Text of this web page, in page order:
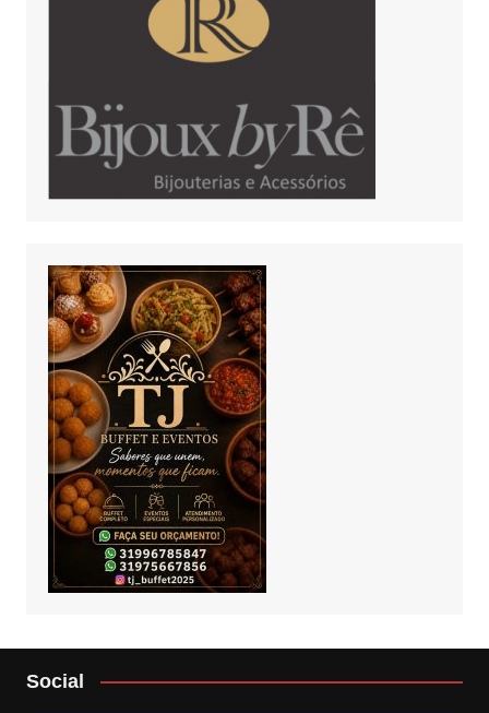
Social